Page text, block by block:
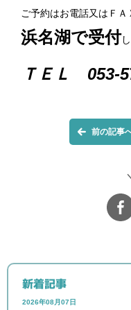
ご予約はお電話又はＦ
浜名湖で受付
ＴＥＬ 053-
前の記事
新着記事
2026年08月07日